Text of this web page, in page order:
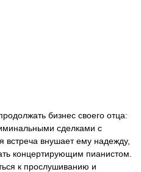
бизнес своего отца:
сделками с
внушает ему надежду,
концертирующим пианистом.
к прослушиванию и